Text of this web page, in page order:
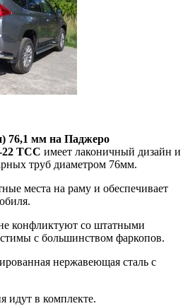
76,1 мм на Паджеро
22 ТСС имеет лаконичный дизайн и
труб диаметром 76мм.
места на раму и обеспечивает
конфликтуют со штатными
с большинством фаркопов.
нержавеющая сталь с
идут в комплекте.